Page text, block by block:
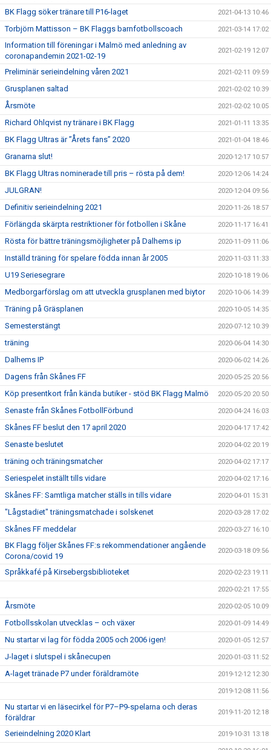
BK Flagg söker tränare till P16-laget 2021-04-13 10:46
Torbjörn Mattisson – BK Flaggs barnfotbollscoach 2021-03-14 17:02
Information till föreningar i Malmö med anledning av
coronapandemin 2021-02-19
2021-02-19 12:07
Preliminär serieindelning våren 2021 2021-02-11 09:59
Grusplanen saltad 2021-02-02 10:39
Årsmöte 2021-02-02 10:05
Richard Ohlqvist ny tränare i BK Flagg 2021-01-11 13:35
BK Flagg Ultras är ”Årets fans” 2020 2021-01-04 18:46
Granarna slut! 2020-12-17 10:57
BK Flagg Ultras nominerade till pris – rösta på dem! 2020-12-06 14:24
JULGRAN! 2020-12-04 09:56
Definitiv serieindelning 2021 2020-11-26 18:57
Förlängda skärpta restriktioner för fotbollen i Skåne 2020-11-17 16:41
Rösta för bättre träningsmöjligheter på Dalhems ip 2020-11-09 11:06
Inställd träning för spelare födda innan år 2005 2020-11-03 11:33
U19 Seriesegrare 2020-10-18 19:06
Medborgarförslag om att utveckla grusplanen med biytor 2020-10-06 14:39
Träning på Gräsplanen 2020-10-05 14:35
Semesterstängt 2020-07-12 10:39
träning 2020-06-04 14:30
Dalhems IP 2020-06-02 14:26
Dagens från Skånes FF 2020-05-25 20:56
Köp presentkort från kända butiker - stöd BK Flagg Malmö 2020-05-20 20:50
Senaste från Skånes FotbollFörbund 2020-04-24 16:03
Skånes FF beslut den 17 april 2020 2020-04-17 17:42
Senaste beslutet 2020-04-02 20:19
träning och träningsmatcher 2020-04-02 17:17
Seriespelet inställt tills vidare 2020-04-02 17:16
Skånes FF: Samtliga matcher ställs in tills vidare 2020-04-01 15:31
"Lågstadiet" träningsmatchade i solskenet 2020-03-28 17:02
Skånes FF meddelar 2020-03-27 16:10
BK Flagg följer Skånes FF:s rekommendationer angående
Corona/covid 19
2020-03-18 09:56
Språkkafé på Kirsebergsbiblioteket 2020-02-23 19:11
2020-02-21 17:55
Årsmöte 2020-02-05 10:09
Fotbollsskolan utvecklas – och växer 2020-01-09 14:49
Nu startar vi lag för födda 2005 och 2006 igen! 2020-01-05 12:57
J-laget i slutspel i skånecupen 2020-01-03 11:52
A-laget tränade P7 under föräldramöte 2019-12-12 12:30
2019-12-08 11:56
Nu startar vi en läsecirkel för P7–P9-spelarna och deras
föräldrar
2019-11-20 12:18
Serieindelning 2020 Klart 2019-10-31 13:18